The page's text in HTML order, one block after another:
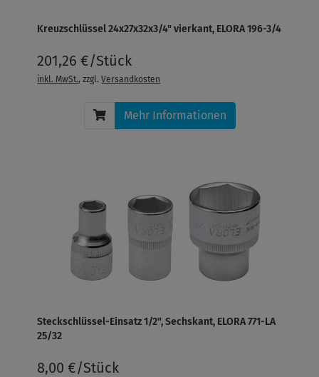
Kreuzschlüssel 24x27x32x3/4" vierkant, ELORA 196-3/4
201,26 €/Stück
inkl. MwSt., zzgl.Versandkosten
Mehr Informationen
Steckschlüssel-Einsatz 1/2", Sechskant, ELORA 771-LA
25/32
8,00 €/Stück